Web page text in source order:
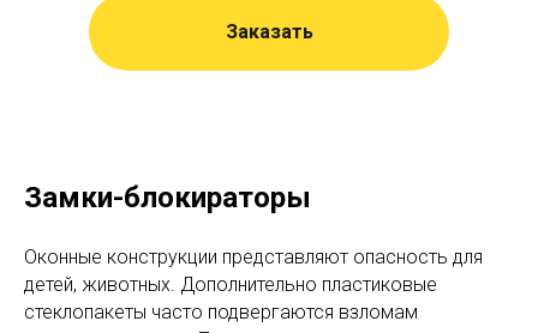
Заказать
Замки-блокираторы
Оконные конструкции представляют опасность для
детей, животных. Дополнительно пластиковые
стеклопакеты часто подвергаются взломам